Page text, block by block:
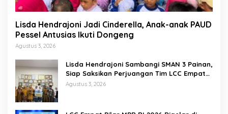
Lisda Hendrajoni Jadi Cinderella, Anak-anak PAUD
Pessel Antusias Ikuti Dongeng
Agustus 3, 2026
Lisda Hendrajoni Sambangi SMAN 3 Painan,
Siap Saksikan Perjuangan Tim LCC Empat
Pilar di Jakarta
Agustus 3, 2026